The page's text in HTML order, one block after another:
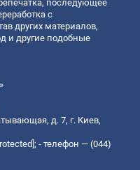
последующее
с
других материалов,
и другие подобные
д. 7, г. Киев,
; - телефон — (044)